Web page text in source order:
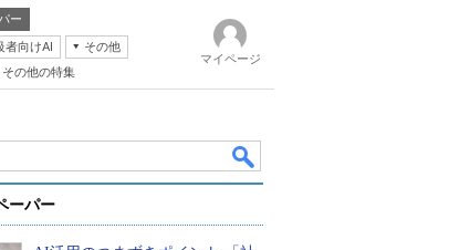
ー
者向けAI
その他
その他の特集
マイページ
ーパー